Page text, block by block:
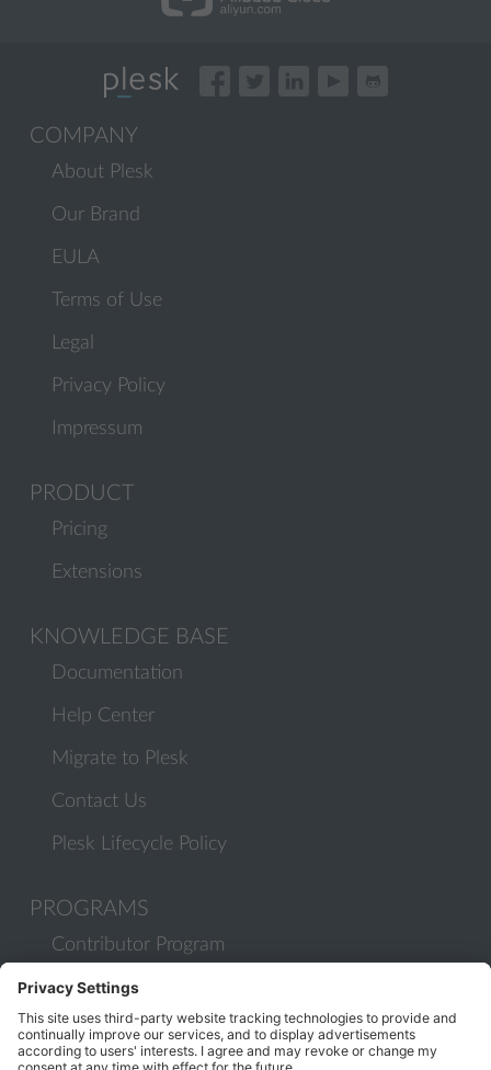
COMPANY
About Plesk
Our Brand
EULA
Terms of Use
Legal
Privacy Policy
Impressum
PRODUCT
Pricing
Extensions
KNOWLEDGE BASE
Documentation
Help Center
Migrate to Plesk
Contact Us
Plesk Lifecycle Policy
PROGRAMS
Contributor Program
Partner Program
COMMUNITY